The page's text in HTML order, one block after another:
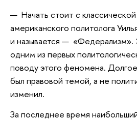
— Начать стоит с
американского политолога
и называется — «Федерализм».
одним из первых
поводу этого феномена.
был правовой темой, а не
изменил.
За последнее время